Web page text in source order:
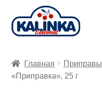
Перейти
к
Перейти
к
Заказ онлайн
Главная Приправы
«Приправка», 25 г